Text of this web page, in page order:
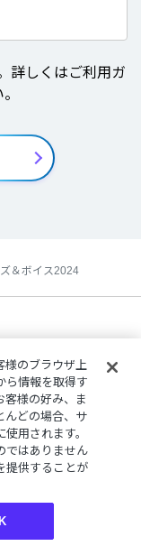
詳しくはご利用ガ
＆ボイス2024
取引法に基づく表記
さんじ公式サイト
様のブラウザ上
ら情報を取得す
客様の好み、ま
んどの場合、サ
用されます。
ではありません
提供することが